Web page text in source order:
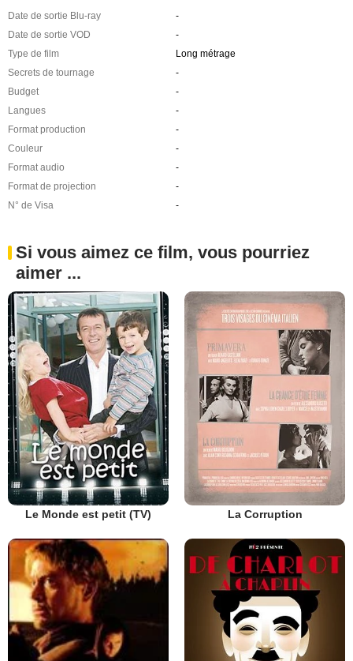
Date de sortie Blu-ray
-
Date de sortie VOD
-
Type de film
Long métrage
Secrets de tournage
-
Budget
-
Langues
-
Format production
-
Couleur
-
Format audio
-
Format de projection
-
N° de Visa
-
Si vous aimez ce film, vous pourriez
aimer ...
Le Monde est petit (TV) La Corruption